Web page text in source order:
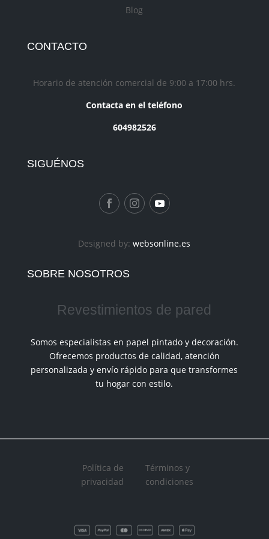
Blog
CONTACTO
Horario de atención comercial de 9:00 a 17:00 hrs.
Contacta en el teléfono
604982526
SIGUÉNOS
Designed by:websonline.es
SOBRE NOSOTROS
Revestimientos de pared
Somos especialistas en papel pintado y decoración.
Ofrecemos productos de calidad, atención
personalizada y envío rápido para que transformes
tu hogar con estilo.
Política de
privacidad
Términos y
condiciones